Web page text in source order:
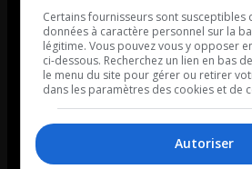
Certains fournisseurs sont susceptibles
données à caractère personnel sur la
légitime. Vous pouvez vous y opposer
ci-dessous. Recherchez un lien en bas
le menu du site pour gérer ou retirer
dans les paramètres des cookies et de
Autoriser